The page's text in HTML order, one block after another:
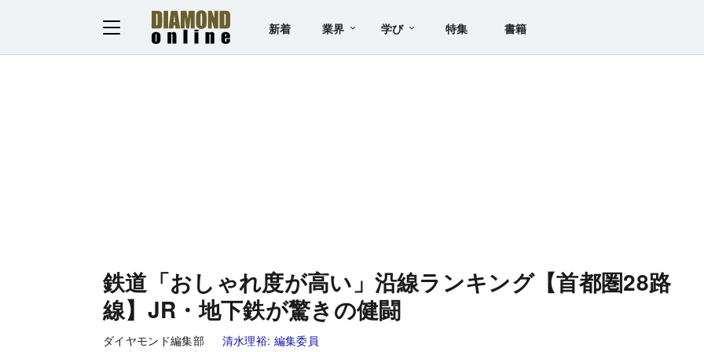
新着 業界 学び 特集 書籍
鉄道「おしゃれ度が高い」沿線ランキング【首都圏28路
線】JR・地下鉄が驚きの健闘
ダイヤモンド編集部 清水理裕: 編集委員